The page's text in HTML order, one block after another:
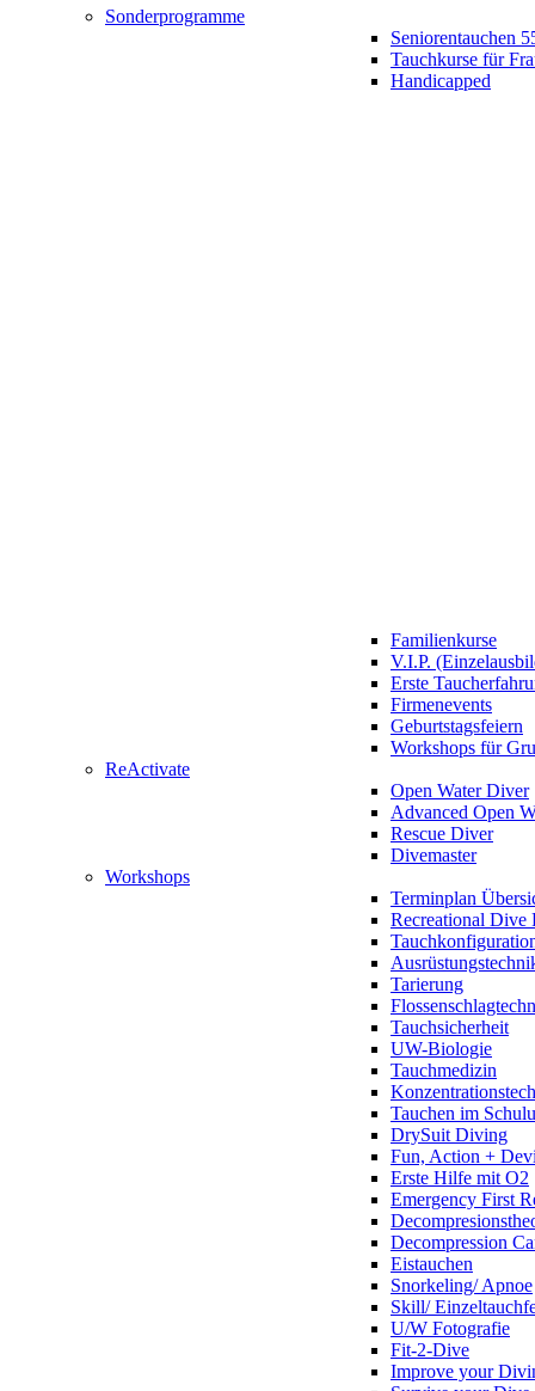
Sonderprogramme
Seniorentauchen
Tauchkurse für
Handicapped
Familienkurse
V.I.P.
Erste
Firmenevents
Geburtstagsfeiern
Workshops für
ReActivate
Open Water Diver
Advanced Open
Rescue Diver
Divemaster
Workshops
Terminplan
Recreational Dive
Tarierung
Tauchsicherheit
UW-Biologie
Tauchmedizin
Tauchen im
DrySuit Diving
Fun, Action +
Erste Hilfe mit O2
Emergency First
Decompression
Eistauchen
Snorkeling/ Apnoe
Skill/
U/W Fotografie
Fit-2-Dive
Improve your